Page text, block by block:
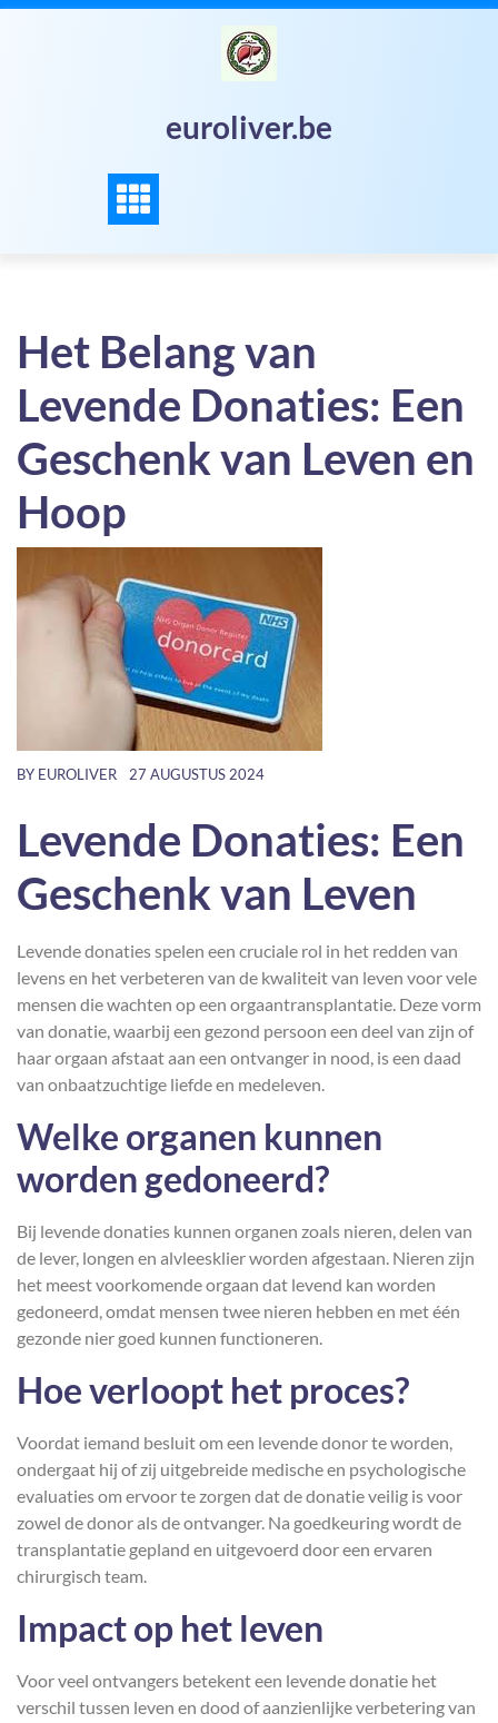
Skip
euroliver.be
Het Belang van
Levende Donaties: Een
Geschenk van Leven en
Hoop
BY EUROLIVER 27 AUGUSTUS 2024
Levende Donaties: Een
Geschenk van Leven
Levende donaties spelen een cruciale rol in het redden van
levens en het verbeteren van de kwaliteit van leven voor vele
mensen die wachten op een orgaantransplantatie. Deze vorm
van donatie, waarbij een gezond persoon een deel van zijn of
haar orgaan afstaat aan een ontvanger in nood, is een daad
van onbaatzuchtige liefde en medeleven.
Welke organen kunnen
worden gedoneerd?
Bij levende donaties kunnen organen zoals nieren, delen van
de lever, longen en alvleesklier worden afgestaan. Nieren zijn
het meest voorkomende orgaan dat levend kan worden
gedoneerd, omdat mensen twee nieren hebben en met één
gezonde nier goed kunnen functioneren.
Hoe verloopt het proces?
Voordat iemand besluit om een levende donor te worden,
ondergaat hij of zij uitgebreide medische en psychologische
evaluaties om ervoor te zorgen dat de donatie veilig is voor
zowel de donor als de ontvanger. Na goedkeuring wordt de
transplantatie gepland en uitgevoerd door een ervaren
chirurgisch team.
Impact op het leven
Voor veel ontvangers betekent een levende donatie het
verschil tussen leven en dood of aanzienlijke verbetering van